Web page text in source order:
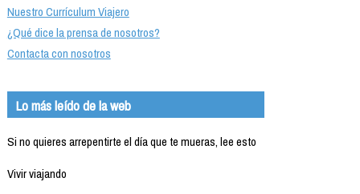
Nuestro Currículum Viajero
¿Qué dice la prensa de nosotros?
Contacta con nosotros
Lo más leído de la web
Si no quieres arrepentirte el día que te mueras, lee esto
Vivir viajando